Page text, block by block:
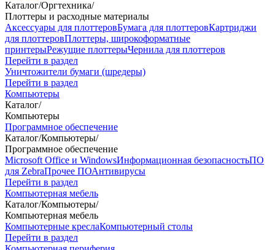
Каталог/Оргтехника/
Плоттеры и расходные материалы
Аксессуары для плоттеровБумага для плоттеровКартриджи
для плоттеровПлоттеры, широкоформатные
принтерыРежущие плоттерыЧернила для плоттеров
Перейти в раздел
Уничтожители бумаги (шредеры)
Перейти в раздел
Компьютеры
Каталог/
Компьютеры
Программное обеспечение
Каталог/Компьютеры/
Программное обеспечение
Microsoft Office и WindowsИнформационная безопасностьПО
для ZebraПрочее ПОАнтивирусы
Перейти в раздел
Компьютерная мебель
Каталог/Компьютеры/
Компьютерная мебель
Компьютерные креслаКомпьютерный столы
Перейти в раздел